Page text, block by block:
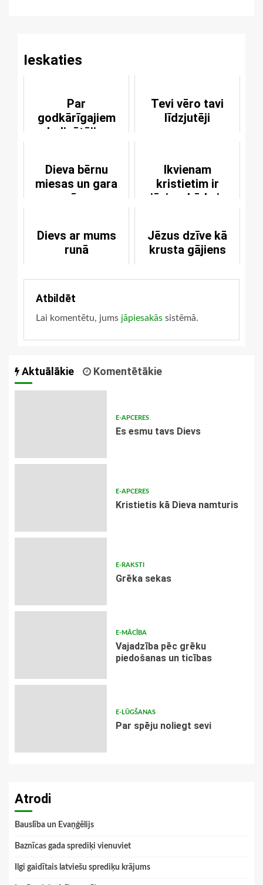
Ieskaties
Par
godkārīgajiem
sludinātājiem
Tevi vēro tavi
līdzjutēji
Dieva bērnu
miesas un gara
cīņa
Ikvienam
kristietim ir
jāzina, kāds ir
Dievs ar mums
runā
Jēzus dzīve kā
krusta gājiens
Atbildēt
Lai komentētu, jums jāpiesakās sistēmā.
Aktuālākie Komentētākie
E-APCERES
Es esmu tavs Dievs
E-APCERES
Kristietis kā Dieva namturis
E-RAKSTI
Grēka sekas
E-MĀCĪBA
Vajadzība pēc grēku
piedošanas un ticības
E-LŪGŠANAS
Par spēju noliegt sevi
Atrodi
Bauslība un Evaņģēlijs
Baznīcas gada sprediķi vienuviet
Ilgi gaidītais latviešu sprediķu krājums